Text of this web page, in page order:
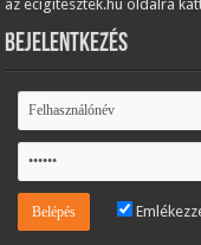
az ecigitesztek.hu oldalra
Bejelentkezés